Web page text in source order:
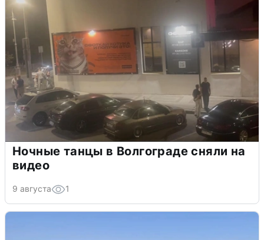
Ночные танцы в Волгограде сняли на
видео
9 августа 1